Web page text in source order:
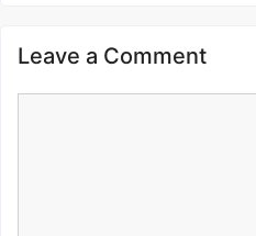
Leave a Comment